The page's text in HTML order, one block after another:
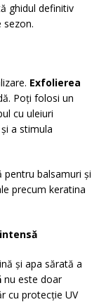
ghidul definitiv
sezon.
Exfolierea
Poți folosi un
cu uleiuri
a stimula
pentru balsamuri și
precum keratina
și apa sărată a
nu este doar
cu protecție UV